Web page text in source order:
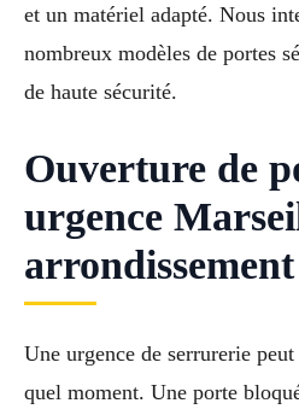
et un matériel adapté. Nous
nombreux modèles de portes
de haute sécurité.
Ouverture de
urgence
arrondissement
Une urgence de serrurerie
quel moment. Une porte